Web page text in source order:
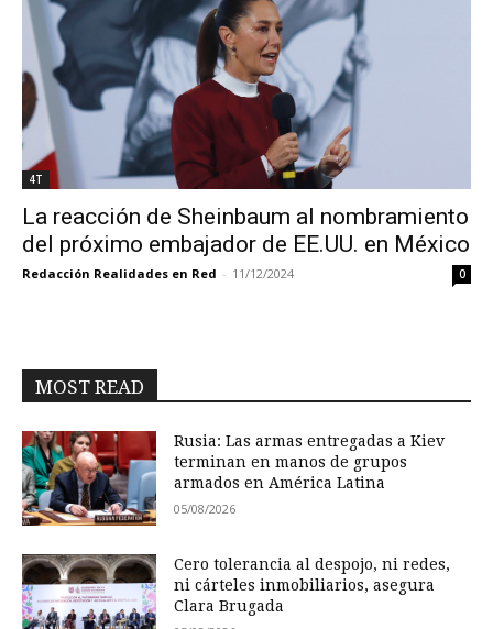
4T
La reacción de Sheinbaum al nombramiento
del próximo embajador de EE.UU. en México
Redacción Realidades en Red - 11/12/2024 0
MOST READ
Rusia: Las armas entregadas a Kiev
terminan en manos de grupos
armados en América Latina
05/08/2026
Cero tolerancia al despojo, ni redes,
ni cárteles inmobiliarios, asegura
Clara Brugada